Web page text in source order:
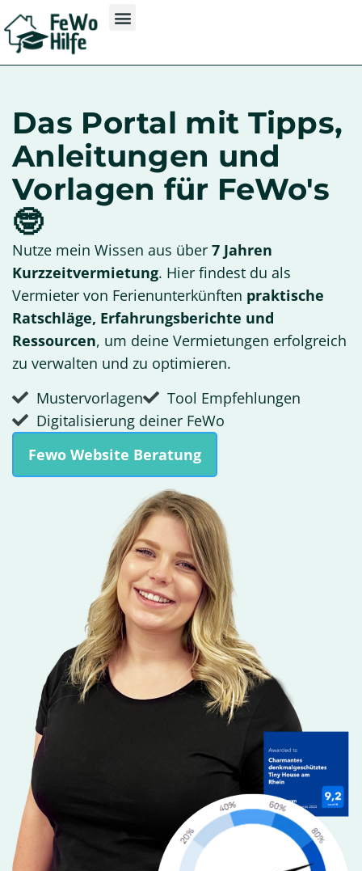
Das Portal mit Tipps,
Anleitungen und
Vorlagen für FeWo's
🤓
Nutze mein Wissen aus über 7 Jahren
Kurzzeitvermietung. Hier findest du als
Vermieter von Ferienunterkünften praktische
Ratschläge, Erfahrungsberichte und
Ressourcen, um deine Vermietungen erfolgreich
zu verwalten und zu optimieren.
Mustervorlagen
Tool Empfehlungen
Digitalisierung deiner FeWo
Fewo Website Beratung